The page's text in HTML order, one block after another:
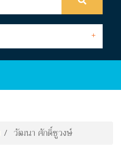
วัฒนา ศักดิ์ชูวงษ์